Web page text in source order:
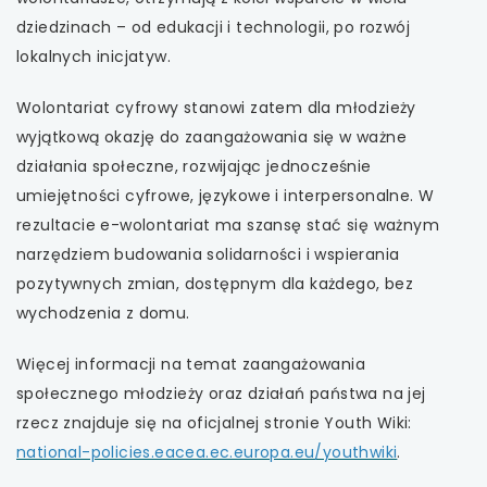
dziedzinach – od edukacji i technologii, po rozwój
lokalnych inicjatyw.
Wolontariat cyfrowy stanowi zatem dla młodzieży
wyjątkową okazję do zaangażowania się w ważne
działania społeczne, rozwijając jednocześnie
umiejętności cyfrowe, językowe i interpersonalne. W
rezultacie e-wolontariat ma szansę stać się ważnym
narzędziem budowania solidarności i wspierania
pozytywnych zmian, dostępnym dla każdego, bez
wychodzenia z domu.
Więcej informacji na temat zaangażowania
społecznego młodzieży oraz działań państwa na jej
rzecz znajduje się na oficjalnej stronie Youth Wiki:
national-policies.eacea.ec.europa.eu/youthwikiuwaga,
.